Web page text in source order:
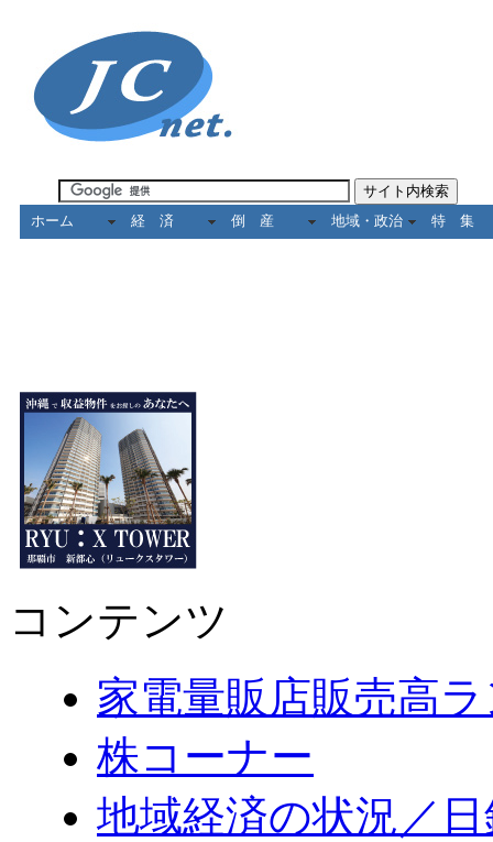
ホーム 経 済 倒 産 地域・政治 特 集
コンテンツ
家電量販店販売高
株コーナー
地域経済の状況／